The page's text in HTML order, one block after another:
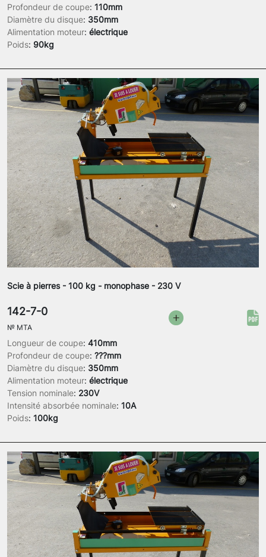
Profondeur de coupe: 110mm
Diamètre du disque: 350mm
Alimentation moteur: électrique
Poids: 90kg
Scie à pierres - 100 kg - monophase - 230 V
Longueur de coupe: 410mm
Profondeur de coupe: ???mm
Diamètre du disque: 350mm
Alimentation moteur: électrique
Tension nominale: 230V
Intensité absorbée nominale: 10A
Poids: 100kg
142-7-0
№ MTA